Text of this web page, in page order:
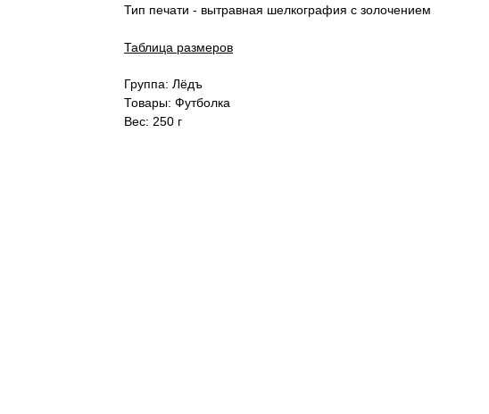
Тип печати - вытравная шелкография с золочением
Таблица размеров
Группа: Лёдъ
Товары: Футболка
Вес: 250 г